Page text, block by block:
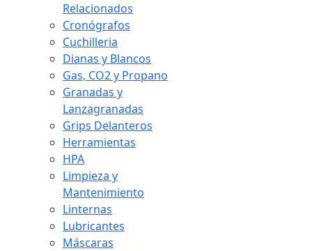
Relacionados
Cronógrafos
Cuchilleria
Dianas y Blancos
Gas, CO2 y Propano
Granadas y
Lanzagranadas
Grips Delanteros
Herramientas
HPA
Limpieza y
Mantenimiento
Linternas
Lubricantes
Máscaras